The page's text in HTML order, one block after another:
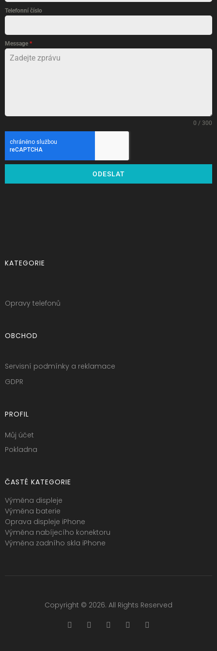
Telefonní číslo
Message *
0 / 300
ODESLAT
KATEGORIE
Opravy telefonů
OBCHOD
Servisní podmínky a reklamace
GDPR
PROFIL
Můj účet
Pokladna
ČASTÉ KATEGORIE
Výměna displeje
Výměna baterie
Oprava displeje iPhone
Výměna nabíjecího konektoru
Výměna zadního skla iPhone
Copyright © 2026. All Rights Reserved